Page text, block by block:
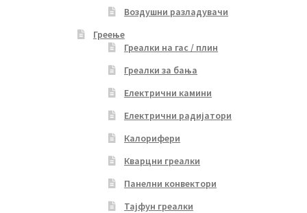
Воздушни разладувачи
Греење
Греалки на гас / плин
Греалки за бања
Електрични камини
Електрични радијатори
Калорифери
Кварцни греалки
Панелни конвектори
Тајфун греалки